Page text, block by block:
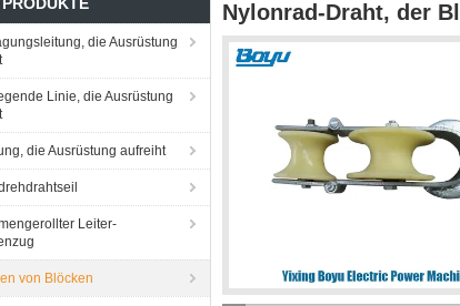
die Ausrüstung
Linie, die Ausrüstung
die Ausrüstung aufreiht
Leiter-
von Blöcken
Nylonrad-Draht, der